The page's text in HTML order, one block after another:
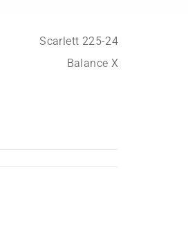
Scarlett 225-24
Balance X